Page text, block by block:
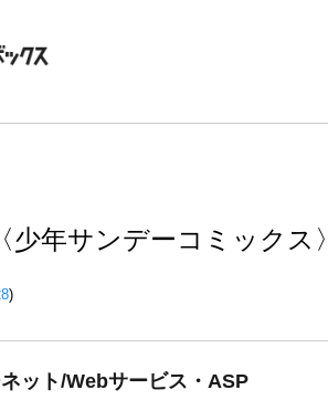
少年サンデーコミックス〉
)
ット/Webサービス・ASP